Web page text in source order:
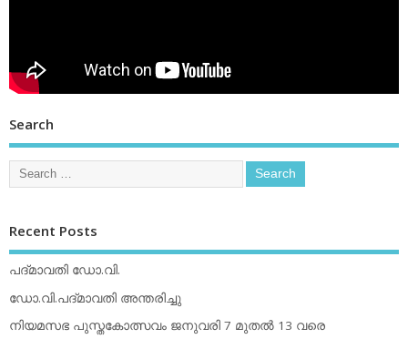
Search
Recent Posts
പദ്മാവതി ഡോ.വി.
ഡോ.വി.പദ്മാവതി അന്തരിച്ചു
നിയമസഭ പുസ്തകോത്സവം ജനുവരി 7 മുതല്‍ 13 വരെ